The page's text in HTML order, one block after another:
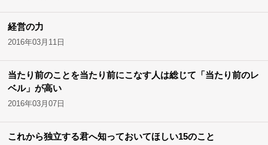
経営の力
2016年03月11日
当たり前のことを当たり前にこなす人は総じて「当たり前のレ
ベル」が高い
2016年03月07日
これから独立する君へ知っておいてほしい15のこと